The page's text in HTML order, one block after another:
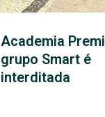
Academia
grupo Smart é
interditada